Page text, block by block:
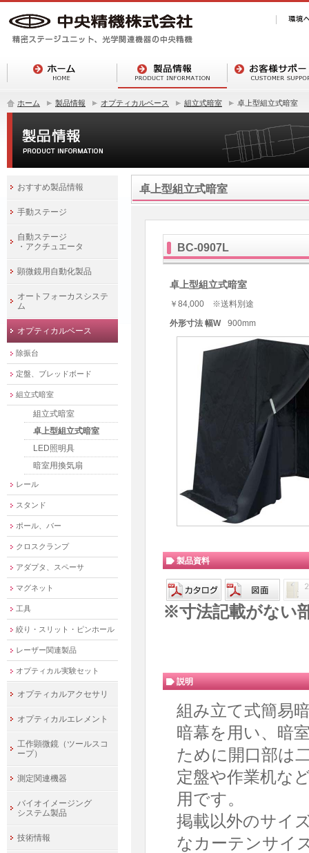
ホーム 製品情報 オプティカルベース 組立式暗室 卓上型組立式暗室
卓上型組立式暗室
BC-0907L
卓上型組立式暗室
￥84,000 ※送料別途
外形寸法 幅W
900mm
製品資料
※寸法記載がない
説明
組み立て式簡易
暗幕を用い、暗
ために開口部は
定盤や作業机な
用です。
掲載以外のサイ
なカーテンサイ
おすすめ製品情報
手動ステージ
自動ステージ
・アクチュエータ
顕微鏡用自動化製品
オートフォーカスシステ
ム
オプティカルベース
除振台
定盤、ブレッドボード
組立式暗室
組立式暗室
卓上型組立式暗室
LED照明具
暗室用換気扇
レール
スタンド
ポール、バー
クロスクランプ
アダプタ、スペーサ
マグネット
工具
絞り・スリット・ピンホール
レーザー関連製品
オプティカル実験セット
オプティカルアクセサリ
オプティカルエレメント
工作顕微鏡（ツールスコ
ープ）
測定関連機器
バイオイメージング
システム製品
技術情報